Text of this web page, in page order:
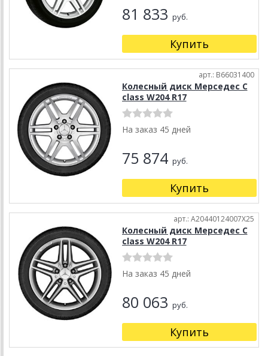
81 833 руб.
Купить
арт.: B66031400
Колесный диск Мерседес C
class W204 R17
На заказ 45 дней
75 874 руб.
Купить
арт.: A20440124007X25
Колесный диск Мерседес C
class W204 R17
На заказ 45 дней
80 063 руб.
Купить